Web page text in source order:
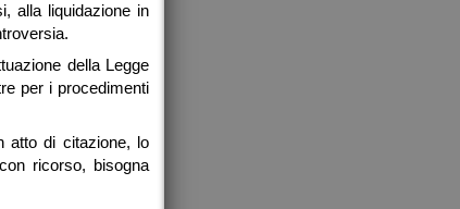
alla liquidazione in
della Legge
per i procedimenti
atto di citazione, lo
ricorso, bisogna